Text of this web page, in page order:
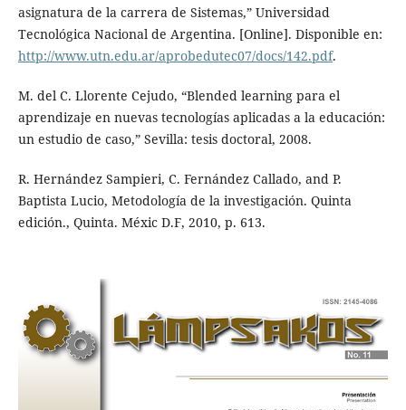
asignatura de la carrera de Sistemas,” Universidad
Tecnológica Nacional de Argentina. [Online]. Disponible en:
http://www.utn.edu.ar/aprobedutec07/docs/142.pdf.
M. del C. Llorente Cejudo, “Blended learning para el
aprendizaje en nuevas tecnologías aplicadas a la educación:
un estudio de caso,” Sevilla: tesis doctoral, 2008.
R. Hernández Sampieri, C. Fernández Callado, and P.
Baptista Lucio, Metodología de la investigación. Quinta
edición., Quinta. Méxic D.F, 2010, p. 613.